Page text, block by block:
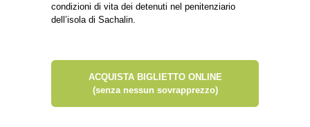
condizioni di vita dei detenuti nel penitenziario
dell’isola di Sachalin.
ACQUISTA BIGLIETTO ONLINE
(senza nessun sovrapprezzo)